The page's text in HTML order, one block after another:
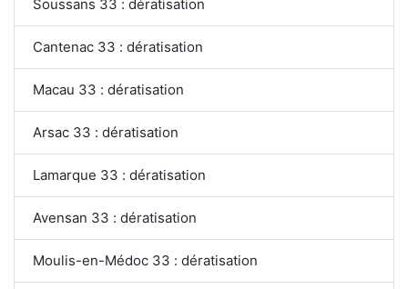
Soussans 33 : dératisation
Cantenac 33 : dératisation
Macau 33 : dératisation
Arsac 33 : dératisation
Lamarque 33 : dératisation
Avensan 33 : dératisation
Moulis-en-Médoc 33 : dératisation